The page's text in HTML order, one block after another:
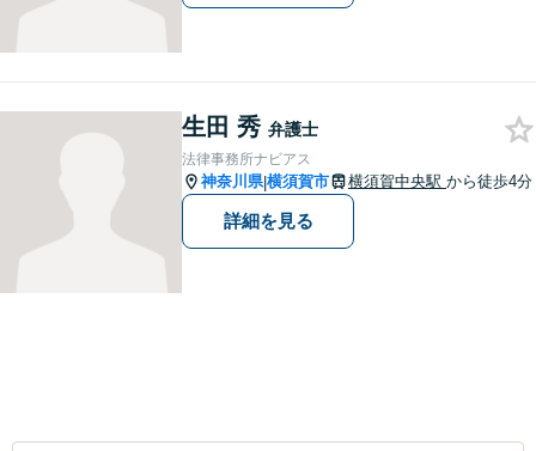
生田 秀 弁護士
法律事務所ナビアス
神奈川県|横須賀市 横須賀中央駅 から徒歩4分
詳細を見る